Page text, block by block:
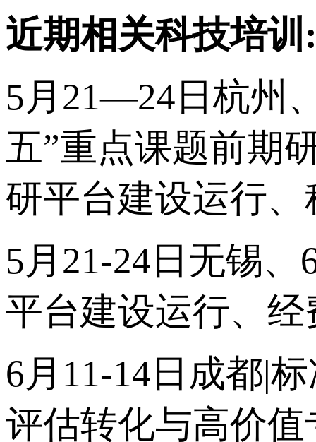
近期相关科技培训
5月21—24日杭州
五”重点课题前期
研平台建设运行
5月21-24日无锡
平台建设运行、
6月11-14日成都|
评估转化与高价